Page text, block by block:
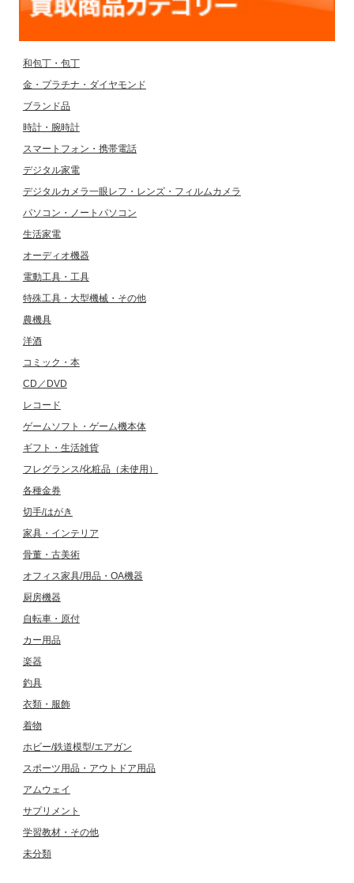
和包丁・包丁
金・プラチナ・ダイヤモンド
ブランド品
時計・腕時計
スマートフォン・携帯電話
デジタル家電
デジタルカメラ一眼レフ・レンズ・フィルムカメラ
パソコン・ノートパソコン
生活家電
オーディオ機器
電動工具・工具
特殊工具・大型機械・その他
農機具
洋酒
コミック・本
CD／DVD
レコード
ゲームソフト・ゲーム機本体
ギフト・生活雑貨
フレグランス/化粧品（未使用）
各種金券
切手/はがき
家具・インテリア
骨董・古美術
オフィス家具/用品・OA機器
厨房機器
自転車・原付
カー用品
楽器
釣具
衣類・服飾
着物
ホビー/鉄道模型/エアガン
スポーツ用品・アウトドア用品
アムウェイ
サプリメント
学習教材・その他
未分類